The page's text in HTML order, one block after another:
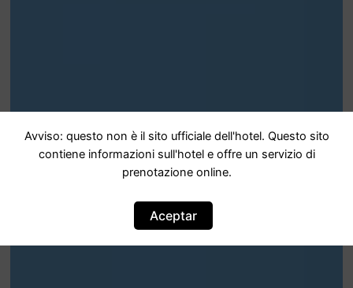
Avviso: questo non è il sito ufficiale dell'hotel. Questo sito
contiene informazioni sull'hotel e offre un servizio di
prenotazione online.
Aceptar